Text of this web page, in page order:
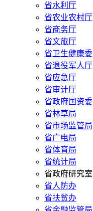
省水利厅
省农业农村厅
省商务厅
省文旅厅
省卫生健康委
省退役军人厅
省应急厅
省审计厅
省政府国资委
省林草局
省市场监管局
省广电局
省体育局
省统计局
省政府研究室
省人防办
省扶贫办